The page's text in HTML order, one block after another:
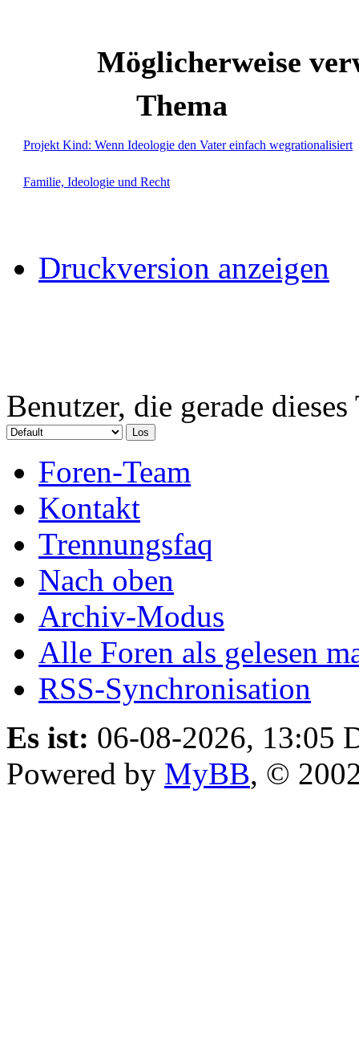
Möglicherweise
Thema
Projekt Kind: Wenn Ideologie den Vater einfach wegrationalisiert
Familie, Ideologie und Recht
Druckversion anzeigen
Benutzer, die gerade
Foren-Team
Kontakt
Trennungsfaq
Nach oben
Archiv-Modus
Alle Foren als gelesen
RSS-Synchronisation
Es ist: 06-08-2026, 13:05
Powered by MyBB, ©